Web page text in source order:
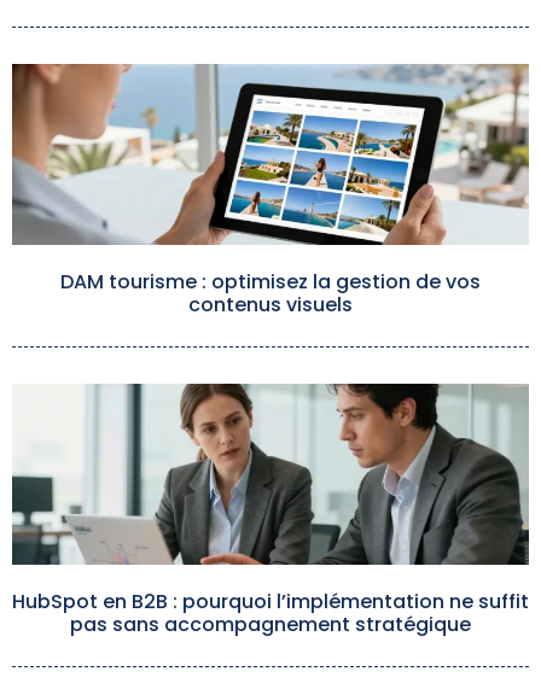
DAM tourisme : optimisez la gestion de vos
contenus visuels
HubSpot en B2B : pourquoi l’implémentation ne suffit
pas sans accompagnement stratégique